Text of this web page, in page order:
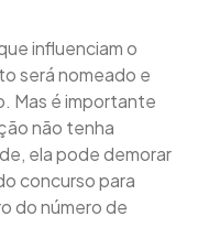
influenciam o
será nomeado e
Mas é importante
não tenha
ela pode demorar
concurso para
do número de